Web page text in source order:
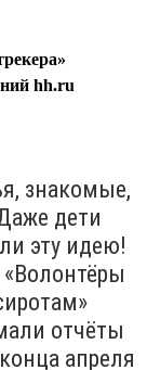
hh.ru
знакомые,
дети
эту идею!
отчёты
апреля